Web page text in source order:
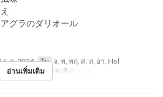
グラのダリオール
ธ.ค. 2024 วัน จ, พ, พฤ, ศ, ส, อา, Hol
รเย็น จำกัดการสั่งซื้อ 2 ~ 6
อ่านเพิ่มเติม